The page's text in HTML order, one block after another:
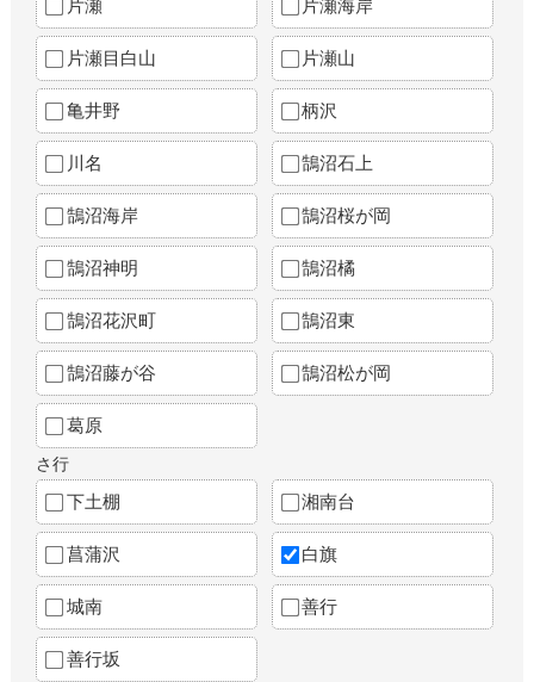
片瀬 片瀬海岸
片瀬目白山 片瀬山
亀井野 柄沢
川名 鵠沼石上
鵠沼海岸 鵠沼桜が岡
鵠沼神明 鵠沼橘
鵠沼花沢町 鵠沼東
鵠沼藤が谷 鵠沼松が岡
葛原
さ行
下土棚 湘南台
菖蒲沢 白旗
城南 善行
善行坂